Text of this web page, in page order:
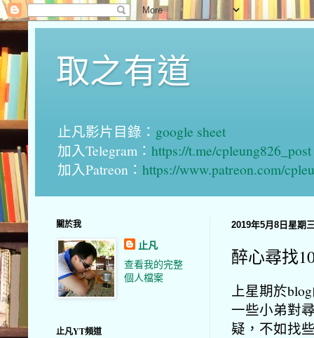
取之有道
止凡影片目錄： google sheet
加入Telegram： https://t.me/cpleung826_post
加入Patreon： https://www.patreon.com/
2019年5月8日星期
醉心尋找
上星期於
一些小弟對
疑，不如找
關於我
止凡
查看我的完整
個人檔案
止凡YT頻道